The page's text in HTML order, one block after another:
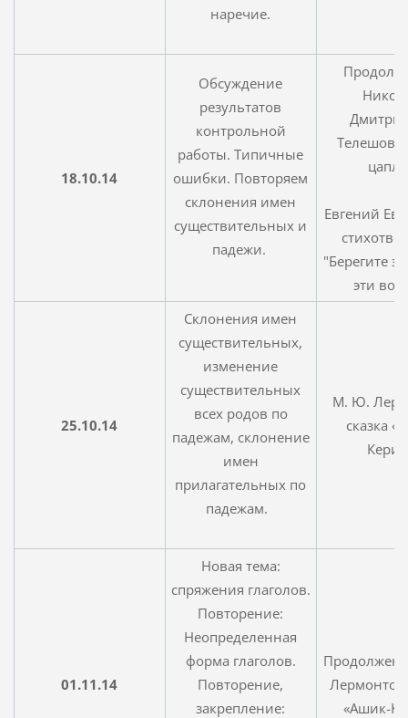
наречие.
18.10.14
Обсуждение
результатов
контрольной
работы. Типичные
ошибки. Повторяем
склонения имен
существительных и
падежи.
Телешов.
Евгений
"Берегите
эти
25.10.14
Склонения имен
существительных,
изменение
существительных
всех родов по
падежам, склонение
имен
прилагательных по
падежам.
М. Ю.
сказка
01.11.14
Новая тема:
спряжения глаголов.
Повторение:
Неопределенная
форма глаголов.
Повторение,
закрепление:
«Ашик-